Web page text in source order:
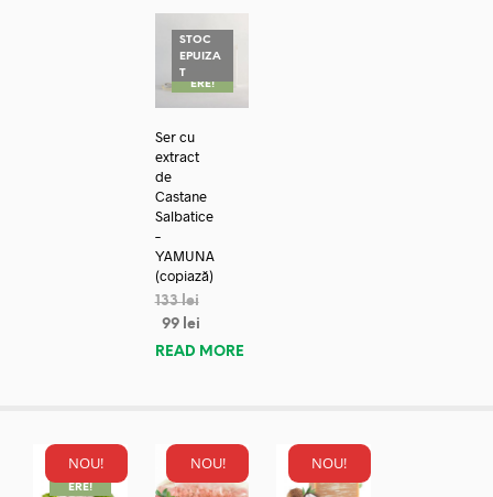
STOC
EPUIZA
TREDUC
ERE!
Ser cu
extract
de
Castane
Salbatice
–
YAMUNA
(copiază)
133lei
99 lei
READ MORE
NOU!
REDUC
ERE!
NOU! NOU!